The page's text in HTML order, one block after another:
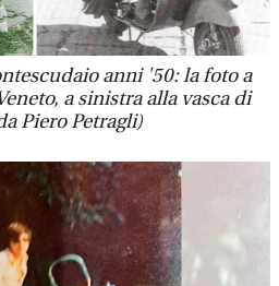
anni '50: la foto a
a sinistra alla vasca di
Piero Petragli)